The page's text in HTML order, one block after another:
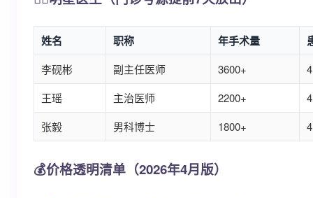
姓名 职称 年手术量
李砚彬 副主任医师 3600+
王瑶
主治医师 2200+
张毅
男科博士 1800+
💰价格透明清单（2026年4月版）